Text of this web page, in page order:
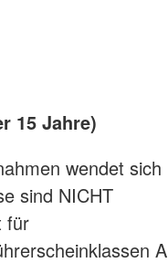
15 Jahre)
wendet sich
sind NICHT
für
A